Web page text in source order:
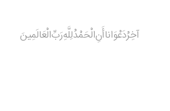
آخِرُدَعْوَانا‌أَنِ‌الْحَمْدُ‌‌‌لِلَّهِ‌رَبِّ‌الْعَالَمِينَ